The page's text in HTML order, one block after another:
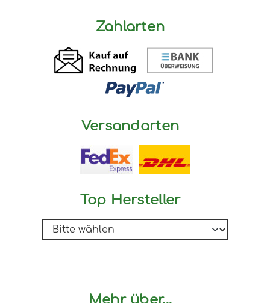
Zahlarten
Versandarten
Top Hersteller
Mehr über...